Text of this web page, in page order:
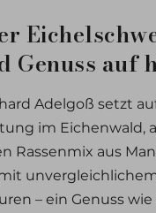
Genuss auf
Adelgoß setzt
im Eichenwald,
Rassenmix aus
– ein Genuss